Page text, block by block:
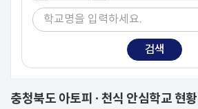
검색
충청북도 아토피 · 천식 안심학교 현황